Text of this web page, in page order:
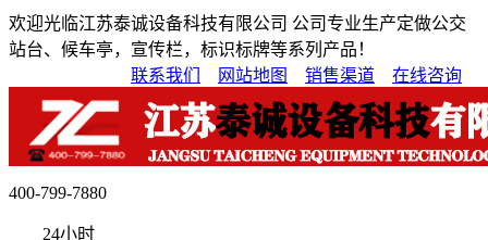
欢迎光临江苏泰诚设备科技有限公司 公司专业生产定做公交
站台、候车亭，宣传栏，标识标牌等系列产品！
联系我们
网站地图 销售渠道 在线咨询
400-799-7880
24小时